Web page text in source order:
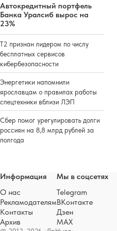
Автокредитный портфель
Банка Уралсиб вырос на
23%
Т2 признан лидером по числу
бесплатных сервисов
кибербезопасности
Энергетики напомнили
ярославцам о правилах работы
спецтехники вблизи ЛЭП
Сбер помог урегулировать долги
россиян на 8,8 млрд рублей за
полгода
Информация
О нас
Рекламодателям
Контакты
Архив
Мы в соцсетях
Telegram
ВКонтакте
Дзен
MAX